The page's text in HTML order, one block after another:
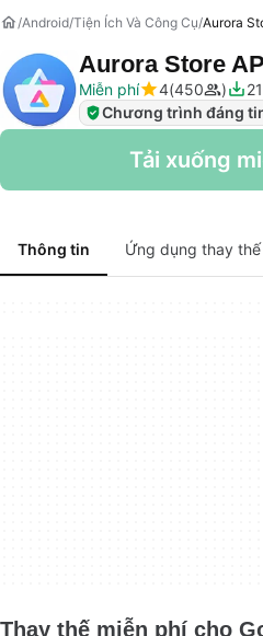
Android Tiện Ích Và Công Cụ Aurora
Aurora Store
Miễn phí
4 450
Chương trình đáng
Tải xuống
Thông tin Ứng dụng thay thế
Thay thế miễn phí cho